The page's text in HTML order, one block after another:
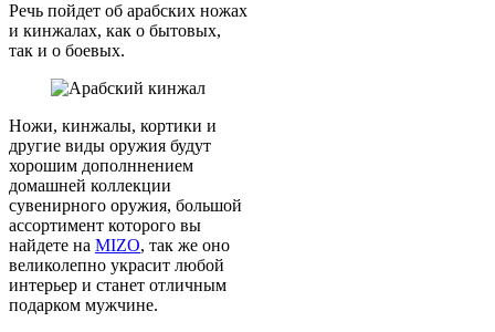
Речь пойдет об арабских ножах
и кинжалах, как о бытовых,
так и о боевых.
Ножи, кинжалы, кортики и
другие виды оружия будут
хорошим дополннением
домашней коллекции
сувенирного оружия, большой
ассортимент которого вы
найдете на MIZO, так же оно
великолепно украсит любой
интерьер и станет отличным
подарком мужчине.